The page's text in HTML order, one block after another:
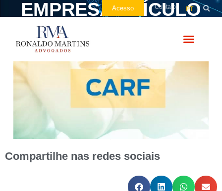
Acesso Contato PT
EMPRESA VEÍCULO
Compartilhe nas redes sociais